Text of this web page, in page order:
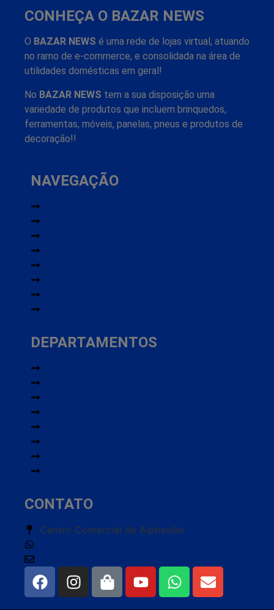
CONHEÇA O BAZAR NEWS
O BAZAR NEWS é uma rede de lojas virtual, atuando
no ramo de e-commerce, e consolidada na área de
utilidades domésticas em geral!
No BAZAR NEWS tem a sua disposição uma
variedade de produtos que incluem brinquedos,
ferramentas, móveis, panelas, pneus e produtos de
decoração!!
NAVEGAÇÃO
DEPARTAMENTOS
CONTATO
Centro Comercial de Alphaville